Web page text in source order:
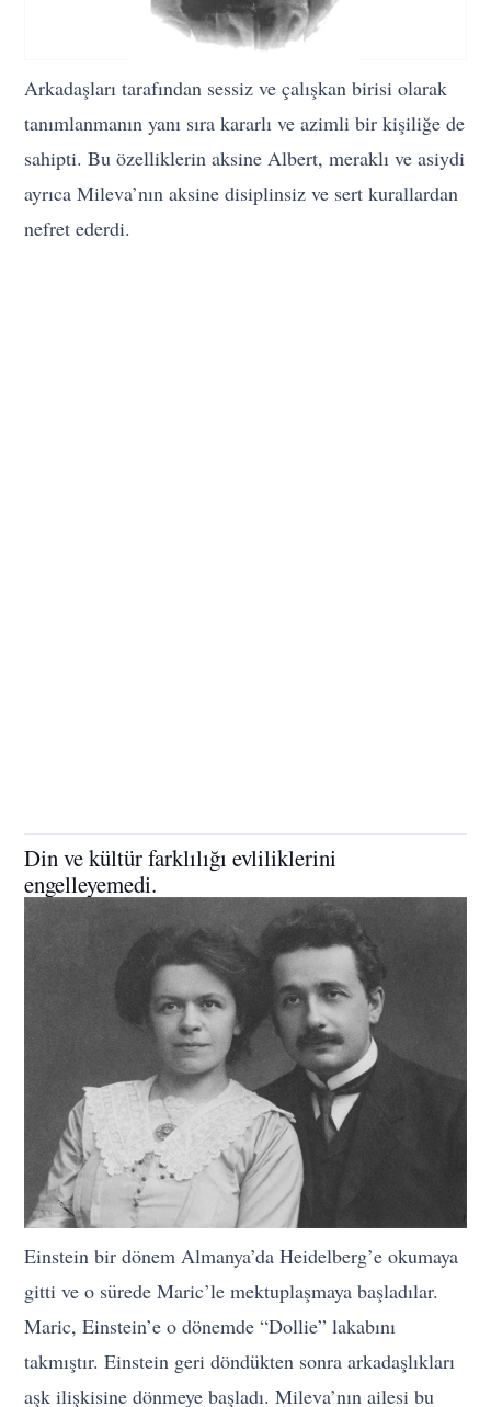
Arkadaşları tarafından sessiz ve çalışkan birisi olarak
tanımlanmanın yanı sıra kararlı ve azimli bir kişiliğe de
sahipti. Bu özelliklerin aksine Albert, meraklı ve asiydi
ayrıca Mileva’nın aksine disiplinsiz ve sert kurallardan
nefret ederdi.
Din ve kültür farklılığı evliliklerini
engelleyemedi.
Einstein bir dönem Almanya’da Heidelberg’e okumaya
gitti ve o sürede Maric’le mektuplaşmaya başladılar.
Maric, Einstein’e o dönemde “Dollie” lakabını
takmıştır. Einstein geri döndükten sonra arkadaşlıkları
aşk ilişkisine dönmeye başladı. Mileva’nın ailesi bu